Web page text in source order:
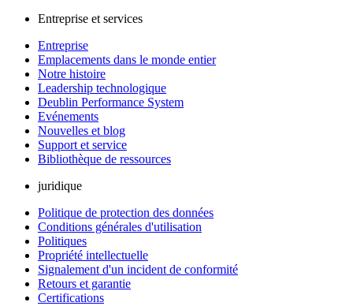
Entreprise et services
Entreprise
Emplacements dans le monde entier
Notre histoire
Leadership technologique
Deublin Performance System
Evénements
Nouvelles et blog
Support et service
Bibliothèque de ressources
juridique
Politique de protection des données
Conditions générales d'utilisation
Politiques
Propriété intellectuelle
Signalement d'un incident de conformité
Retours et garantie
Certifications